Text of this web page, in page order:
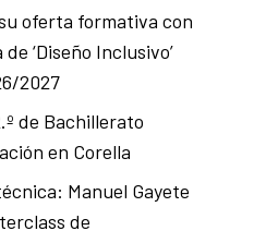
oferta formativa con
‘Diseño Inclusivo’
2027
de Bachillerato
en Corella
Manuel Gayete
de